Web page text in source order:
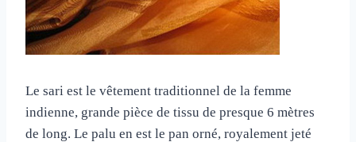
Le sari est le vêtement traditionnel de la femme
indienne, grande pièce de tissu de presque 6 mètres
de long. Le palu en est le pan orné, royalement jeté